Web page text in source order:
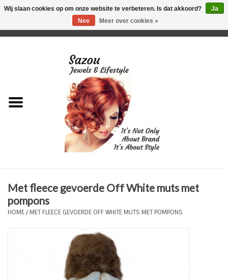
Just for Him
Plus Size Sieraden
Met fleece gevoerde Off White muts met
pompons
HOME/ MET FLEECE GEVOERDE OFF WHITE MUTS MET POMPONS
Wij slaan cookies op om onze website te verbeteren. Is dat akkoord?
Ja
Nee
Meer over cookies »